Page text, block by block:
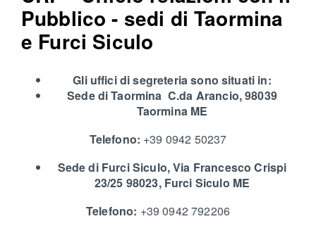
Pubblico - sedi di Taormina
e Furci Siculo
Gli uffici di segreteria sono situati in:
Sede di Taormina C.da Arancio, 98039
Taormina ME
Telefono: +39 0942 50237
Sede di Furci Siculo, Via Francesco Crispi
23/25 98023, Furci Siculo ME
Telefono: +39 0942 792206